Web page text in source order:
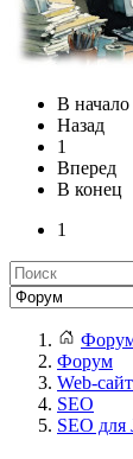
В начало
Назад
1
Вперед
В конец
1
Форум
Web-
SEO
SEO для